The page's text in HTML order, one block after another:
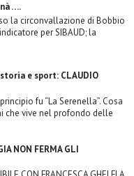
….
la circonvallazione di Bobbio
per SIBAUD; la
e sport: CLAUDIO
fu “La Serenella”. Cosa
che vive nel profondo delle
NON FERMA GLI